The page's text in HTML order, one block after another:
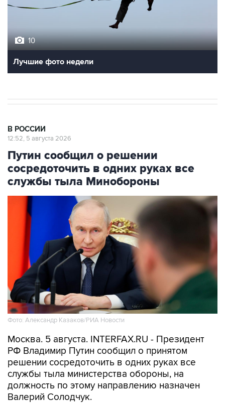
10
Лучшие фото недели
В РОССИИ
12:52, 5 августа 2026
Путин сообщил о решении
сосредоточить в одних руках все
службы тыла Минобороны
Фото: Александр Казаков/РИА Новости
Москва. 5 августа. INTERFAX.RU - Президент
РФ Владимир Путин сообщил о принятом
решении сосредоточить в одних руках все
службы тыла министерства обороны, на
должность по этому направлению назначен
Валерий Солодчук.